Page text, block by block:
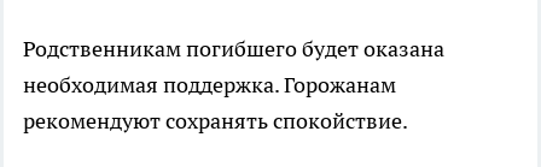
Родственникам погибшего будет оказана
необходимая поддержка. Горожанам
рекомендуют сохранять спокойствие.